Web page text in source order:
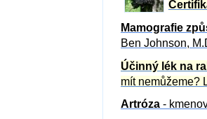
Mamografie
Ben Johnson,
Účinný lék na
mít nemůžeme?
Artróza -